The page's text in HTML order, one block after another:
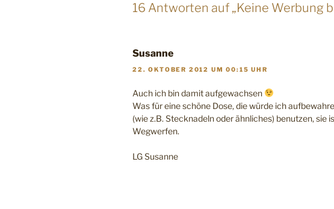
16 Antworten auf „Keine Werbung
Susanne
22. OKTOBER 2012 UM 00:15 UHR
Auch ich bin damit aufgewachsen
Was für eine schöne Dose, die würde ich
(wie z.B. Stecknadeln oder ähnliches) benutzen, sie
Wegwerfen.
LG Susanne